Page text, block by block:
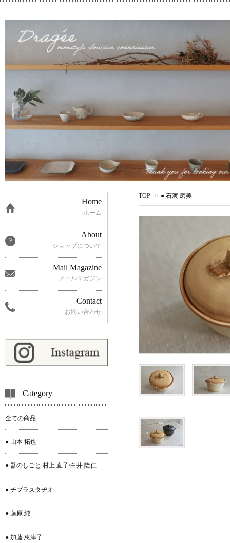
TOP > ● 石渡 磨美
Home
ホーム
About
ショップについて
Mail Magazine
メールマガジン
Contact
お問い合わせ
Category
全ての商品
● 山本 拓也
● 器のしごと 村上 直子/白井 隆仁
● チプラスタヂオ
● 藤原 純
● 加藤 恵津子